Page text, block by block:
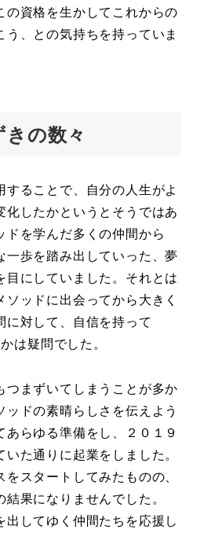
の資格を生かしてこれからの
う、との気持ちを持っていま
の数々
ることで、自分の人生がよ
化したかというとそうではあ
ドを学んだ多くの仲間から
一歩を踏み出していった、夢
目にしていました。それとは
ッドに出会ってから大きく
に対して、自信を持って
は疑問でした。
まずいてしまうことが多か
ッドの素晴らしさを伝えよう
あらゆる準備をし、２０１９
た通りに起業をしました。
スタートしてみたものの、
果になりませんでした。
出してゆく仲間たちを応援し